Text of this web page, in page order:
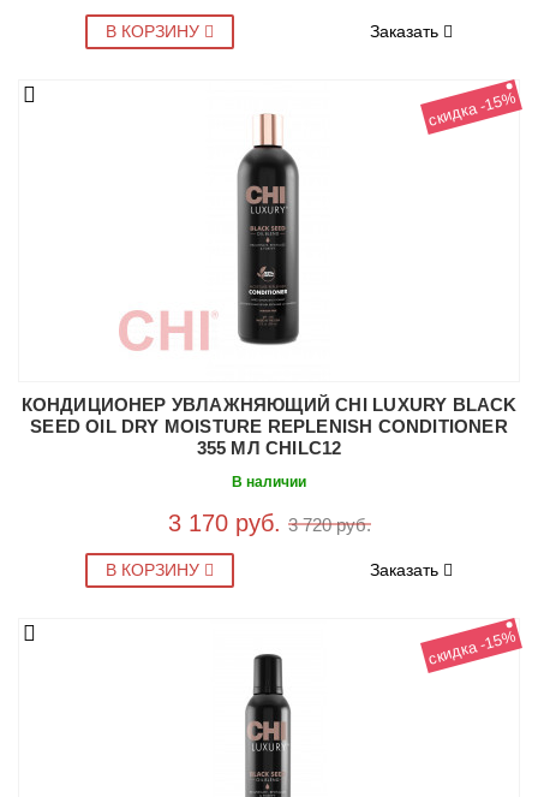
В КОРЗИНУ Заказать
скидка -15%
КОНДИЦИОНЕР УВЛАЖНЯЮЩИЙ CHI LUXURY BLACK
SEED OIL DRY MOISTURE REPLENISH CONDITIONER
355 МЛ CHILC12
В наличии
3 170 руб. 3 720 руб.
В КОРЗИНУ Заказать
скидка -15%